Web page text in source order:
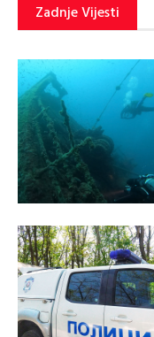
Zadnje Vijesti